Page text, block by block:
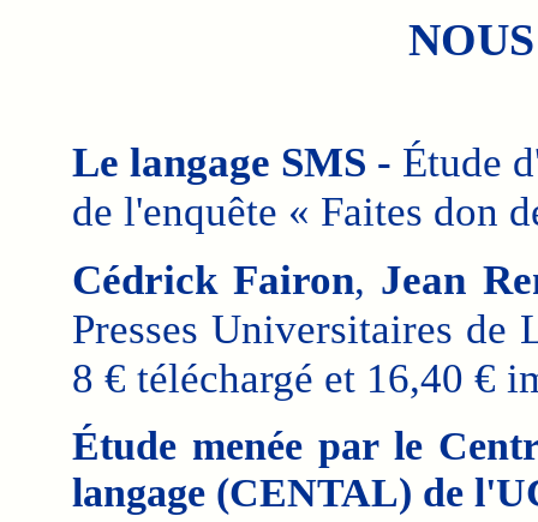
Le langage SMS - Étude
de l'enquête « Faites don
Cédrick Fairon, Jean
Presses Universitaires de
8 € téléchargé et 16,40 €
Étude menée par le
langage (CENTAL) de